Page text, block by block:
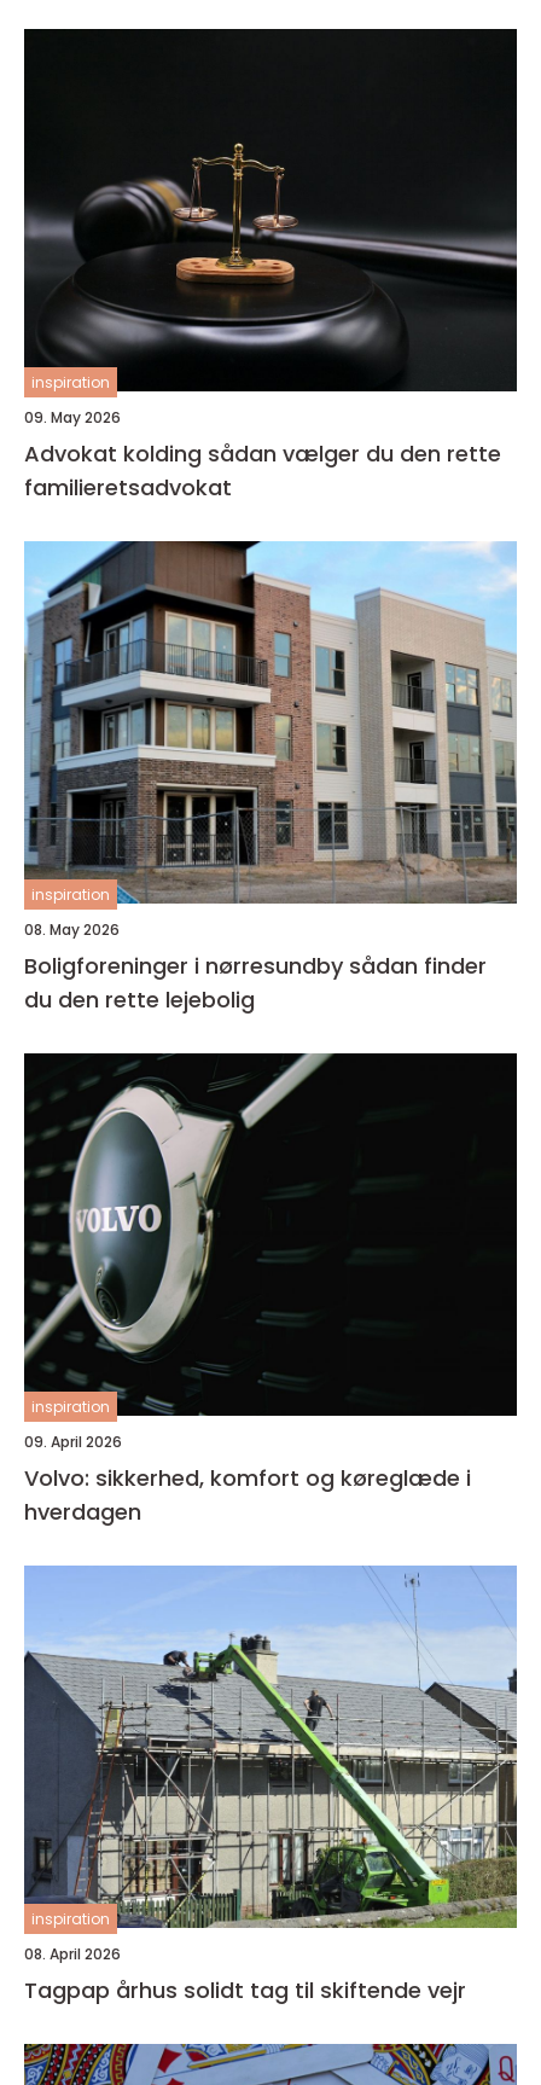
inspiration
09. May 2026
Advokat kolding sådan vælger du den rette
familieretsadvokat
inspiration
08. May 2026
Boligforeninger i nørresundby sådan finder
du den rette lejebolig
inspiration
09. April 2026
Volvo: sikkerhed, komfort og køreglæde i
hverdagen
inspiration
08. April 2026
Tagpap århus solidt tag til skiftende vejr